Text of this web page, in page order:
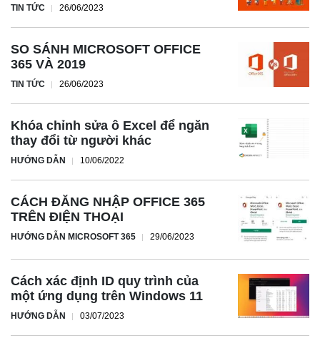
TIN TỨC 26/06/2023
SO SÁNH MICROSOFT OFFICE
365 VÀ 2019
TIN TỨC 26/06/2023
Khóa chỉnh sửa ô Excel để ngăn
thay đổi từ người khác
HƯỚNG DẪN 10/06/2022
CÁCH ĐĂNG NHẬP OFFICE 365
TRÊN ĐIỆN THOẠI
HƯỚNG DẪN MICROSOFT 365 29/06/2023
Cách xác định ID quy trình của
một ứng dụng trên Windows 11
HƯỚNG DẪN 03/07/2023